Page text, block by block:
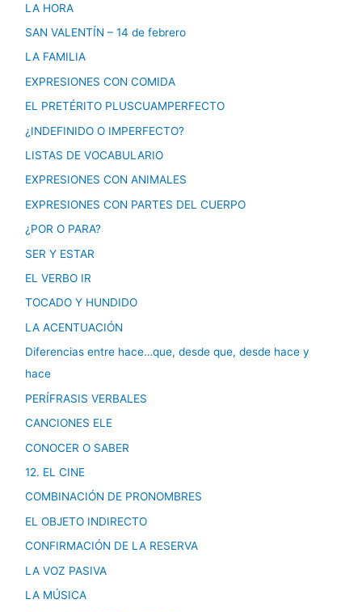
LA HORA
SAN VALENTÍN – 14 de febrero
LA FAMILIA
EXPRESIONES CON COMIDA
EL PRETÉRITO PLUSCUAMPERFECTO
¿INDEFINIDO O IMPERFECTO?
LISTAS DE VOCABULARIO
EXPRESIONES CON ANIMALES
EXPRESIONES CON PARTES DEL CUERPO
¿POR O PARA?
SER Y ESTAR
EL VERBO IR
TOCADO Y HUNDIDO
LA ACENTUACIÓN
Diferencias entre hace…que, desde que, desde hace y
hace
PERÍFRASIS VERBALES
CANCIONES ELE
CONOCER O SABER
12. EL CINE
COMBINACIÓN DE PRONOMBRES
EL OBJETO INDIRECTO
CONFIRMACIÓN DE LA RESERVA
LA VOZ PASIVA
LA MÚSICA